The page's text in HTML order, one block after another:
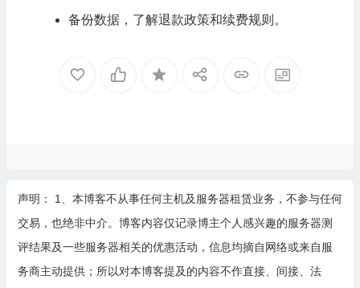
备份数据，了解退款政策和续费规则。
声明： 1、本博客不从事任何主机及服务器租赁业务，不参与任何
交易，也绝非中介。博客内容仅记录博主个人感兴趣的服务器测
评结果及一些服务器相关的优惠活动，信息均摘自网络或来自服
务商主动提供；所以对本博客提及的内容不作直接、间接、法